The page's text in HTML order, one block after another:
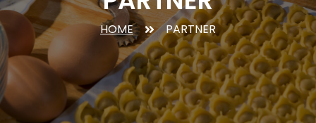
HOME PARTNER